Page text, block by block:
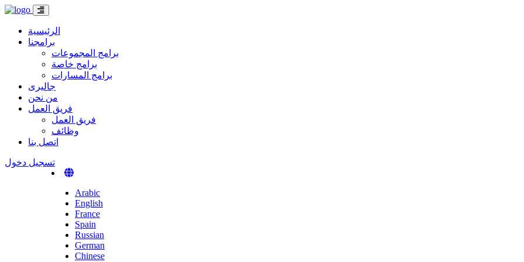
الرئيسية
برامجنا
برامج المجموعات
برامج خاصة
برامج المسارات
جاليرى
من نحن
فريق العمل
فريق العمل
وظائف
اتصل بنا
تسجيل دخول
Arabic
English
France
Spain
Russian
German
Chinese